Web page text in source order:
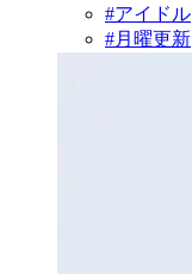
#アイドル
#月曜更新